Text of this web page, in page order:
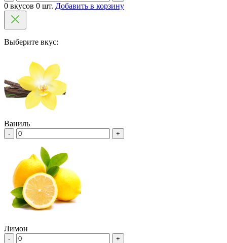
0 вкусов 0 шт. Добавить в корзину
Выберите вкус:
Ваниль
- +
Лимон
- +